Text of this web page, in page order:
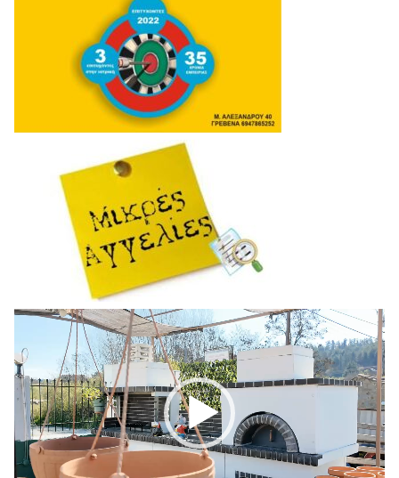
Πρόγραμμα
Αναπαραγωγής
Βίντεο